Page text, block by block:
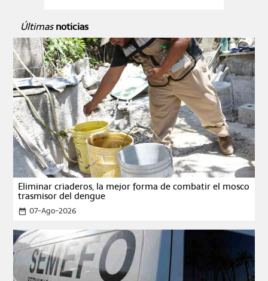
Últimas noticias
Eliminar criaderos, la mejor forma de combatir el mosco
trasmisor del dengue
date_range 07-Ago-2026